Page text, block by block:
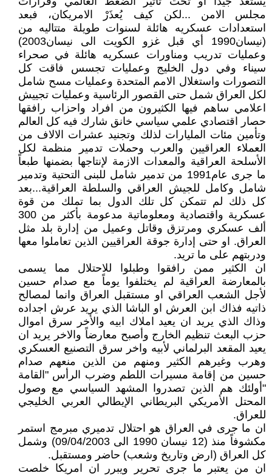
مجلس الامن ...لكن كيف يُعذَرْ الامريكان، فبعد
استعدادات عسكريه هائلة لسنوات طويلة متتاليه من
(نيسان1990 أي قبل غزو الكويت الى نيسان2003)
وعمليات تدريب ومناورات عسكريه هائلة في صحراء
سيناء وفي دول الخليج وعمليات تجسس فاقت كل
التصورات واستغلال الامم المتحدة وعمليات مسح شامل
لكل العراق شمل حتى القصور الرئاسية وعمليات تجييش
اعلامي ساهم فيها الكثيرون من افراد واحزاب رافقها
حصار اقتصادي علمي سياسي خانق شارك فيه كل العالم
وتأمين مئات المليارات لذلك وتجنيد عشرات الالاف من
العملاء العراقيين والعرب وحملات تدمير منظمة لكل
الأسلحة العراقية والمعدات الازمة لإنتاجها بضمنها طبعاً
ما جرى عام1991 من تدمير شامل للبنى التحتية وتدمير
شامل وكامل للجيش العراقي والسلطة العراقية...بعد
كل ذلك لم تتمكن كل تلك الدول بما تملك من قوة
عسكرية واقتصادية ومعلوماتية مدعومة بأكثر من 300
ألف عسكري ومرتزق وقاتل وعميل من إدارة بلد مثل
العراق. او حتى إدارة جوقة العراقيين الذين تعاملوا معها
ودربتهم على ما تريد.
ان الكثير ممن رافقوا وطبلوا للاحتلال مما يسمى
بالمعارضة العراقية لم يختلفوا يوماً مع صدام حسين
لأجل الشعب العراقي او مستقبل العراق وانما لمصالح
ذاتيه فذاك ابن العرش او الباشا الذي يريد عرش اجداده
وذاك الذي يريد ان يعيد املاك ابيه والأخر سرق اموال
حزب البعث تنظيم الخارج وأصبح معارضاً والاخر يريد ان
يعيد المقعد البرلماني لأبيه واخر سرق التصنيع العسكري
وهرب وغيرهم الكثير ومنهم من الذين منعهم صدام
حسين من إقامة مسيرات اللطم وضرب الرأس "القامة
"أولئك هم الذين تصدروا المشهد السياسي مع وصول
المحتل الأمريكي البريطاني الإيطالي العربي الخليجي
للعراق.
ان ما جرى في العراق هو احتلال تدميري مبرمج استمر
مكشوفاً منذ (12 نيسان 1990 الى 09/04/2003) وشمل
كل العراق (ارض وتاريخ وشعب) حاضر ومستقبل.
ان من يعتبر ما جرى تحرير ويبرر ان امريكا خلصت